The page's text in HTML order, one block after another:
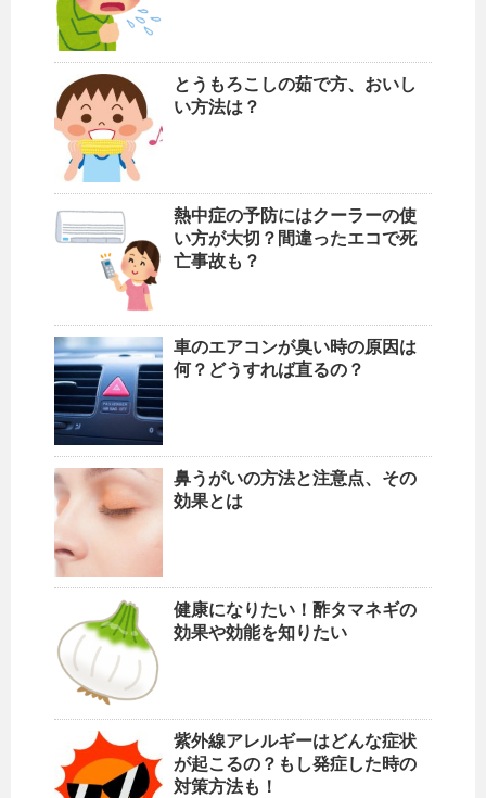
とうもろこしの茹で方、おいし
い方法は？
熱中症の予防にはクーラーの使
い方が大切？間違ったエコで死
亡事故も？
車のエアコンが臭い時の原因は
何？どうすれば直るの？
鼻うがいの方法と注意点、その
効果とは
健康になりたい！酢タマネギの
効果や効能を知りたい
紫外線アレルギーはどんな症状
が起こるの？もし発症した時の
対策方法も！